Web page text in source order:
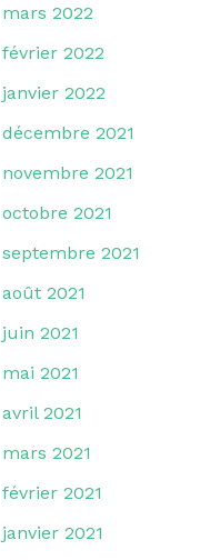
mars 2022
février 2022
janvier 2022
décembre 2021
novembre 2021
octobre 2021
septembre 2021
août 2021
juin 2021
mai 2021
avril 2021
mars 2021
février 2021
janvier 2021